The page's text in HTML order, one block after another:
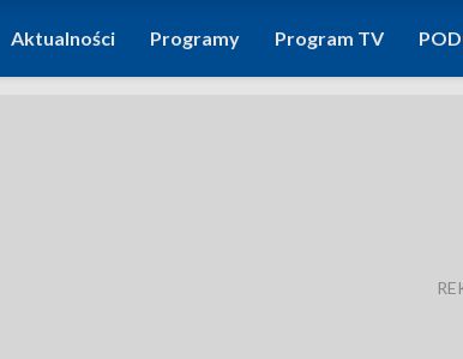
Aktualności Programy Program TV